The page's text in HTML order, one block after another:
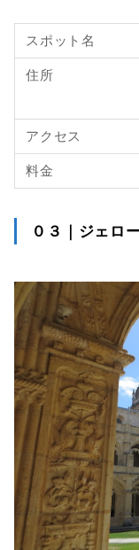
スポット名
住所
アクセス
料金
０３｜ジェロ